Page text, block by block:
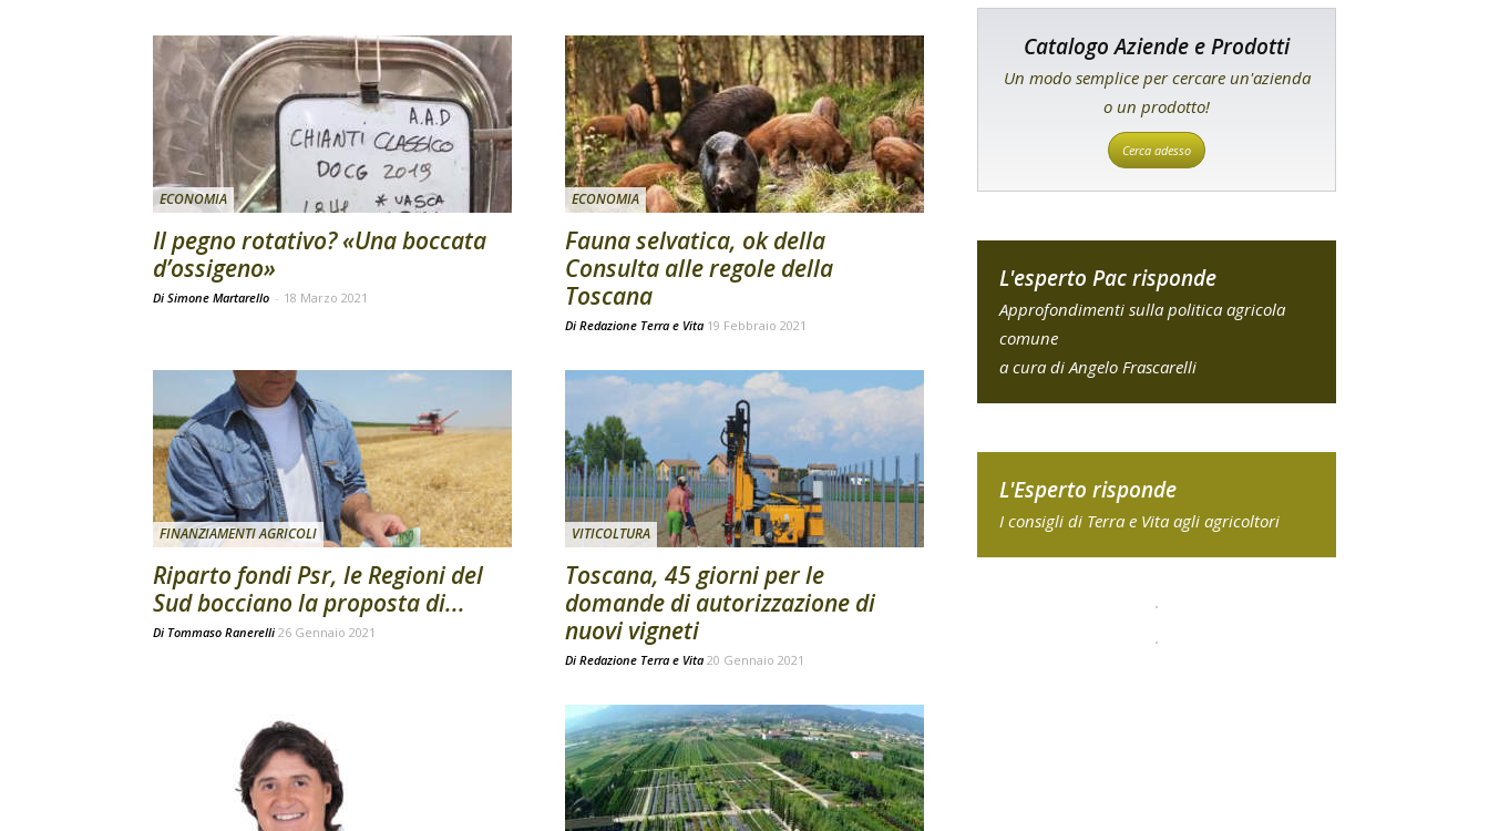
ECONOMIA
Il pegno rotativo? «Una boccata
d’ossigeno»
Di Simone Martarello - 18 Marzo 2021
ECONOMIA
Fauna selvatica, ok della
Consulta alle regole della
Toscana
Di Redazione Terra e Vita 19 Febbraio 2021
FINANZIAMENTI AGRICOLI
Riparto fondi Psr, le Regioni del
Sud bocciano la proposta di...
Di Tommaso Ranerelli 26 Gennaio 2021
VITICOLTURA
Toscana, 45 giorni per le
domande di autorizzazione di
nuovi vigneti
Di Redazione Terra e Vita 20 Gennaio 2021
Catalogo Aziende e Prodotti
Un modo semplice per cercare un'azienda
o un prodotto!
Cerca adesso
L'esperto Pac risponde
Approfondimenti sulla politica agricola
comune
a cura di Angelo Frascarelli
L'Esperto risponde
I consigli di Terra e Vita agli agricoltori